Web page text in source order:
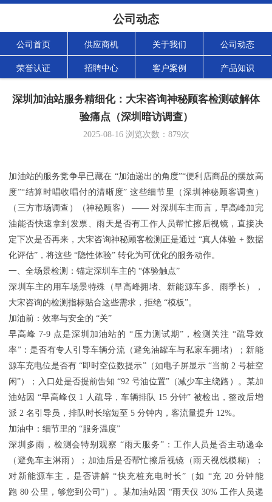
公司动态
公司首页 供应商机 关于我们 公司动态
荣誉认证 招聘中心 客户案例 产品知识
深圳加油站服务精细化：大宋咨询神秘顾客检测破解体
验痛点（深圳暗访调查）
2025-08-16浏览次数： 879次
加油站的服务竞争早已藏在 “加油递出的角度”“便利店商品的摆放高
度”“结算时唱收唱付的清晰度” 这些细节里（深圳神秘顾客调查）
（三方市场调查）（神秘顾客） —— 对深圳车主而言，早高峰加完
油能否快速拿到发票、雨天是否有工作人员帮忙擦后视镜，直接决
定下次是否再来，大宋咨询神秘顾客检测正是通过 “真人体验 + 数据
化评估”，将这些 “隐性体验” 转化为可优化的服务动作。
一、全场景检测：锚定深圳车主的 “体验触点”
深圳车主的用车场景特殊（早高峰拥堵、新能源车多、雨季长），
大宋咨询的检测指标贴合这些需求，拒绝 “模板”。
加油前：效率与安全的 “关”
早高峰 7-9 点是深圳加油站的 “压力测试期”，检测关注 “疏导效
率”：是否有专人引导车辆分流（避免油罐车与私家车拥堵）；新能
源车充电位是否有 “即时空位数提示”（如电子屏显示 “当前 2 号桩空
闲”）；入口处是否提前告知 “92 号油位置”（减少车主绕路）。某加
油站因 “早高峰仅 1 人疏导，车辆排队 15 分钟” 被检出，整改后增
派 2 名引导员，排队时长缩短至 5 分钟内，客流量提升 12%。
加油中：细节里的 “服务温度”
深圳多雨，检测会特别观察 “雨天服务”：工作人员是否主动递伞
（避免车主淋雨）；加油后是否帮忙擦后视镜（雨天视线模糊）；
对新能源车主，是否讲解 “快充桩充电时长”（如 “充 20 分钟能
跑 80 公里，够您到公司”）。某加油站因 “雨天仅 30% 工作人员递